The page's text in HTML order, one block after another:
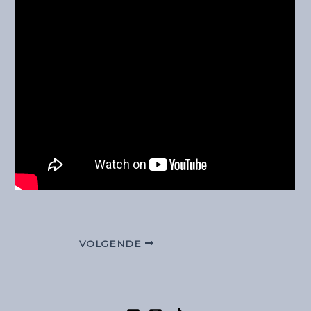
VOLGENDE